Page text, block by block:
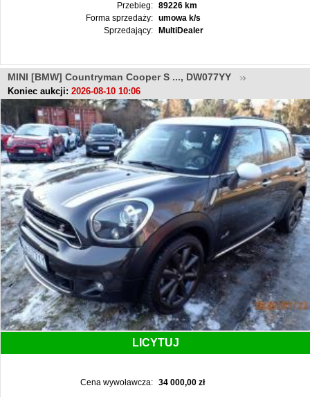
Przebieg:
89226 km
Forma sprzedaży:
umowa k/s
Sprzedający:
MultiDealer
MINI [BMW] Countryman Cooper S ..., DW077YY
Koniec aukcji: 2026-08-10 10:06
LICYTUJ
Cena wywoławcza: 34 000,00 zł